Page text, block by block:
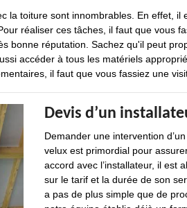
la toiture sont innombrables. En effet, il
réaliser ces tâches, il faut que vous
bonne réputation. Sachez qu'il peut
accéder à tous les matériels
il faut que vous fassiez une
Devis d’un
Demander une intervention
velux est primordial pour
accord avec l’installateur, il est
sur le tarif et la durée de son
a pas de plus simple que de